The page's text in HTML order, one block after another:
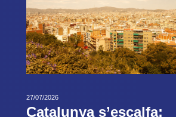
27/07/2026
Catalunya s’escalfa: